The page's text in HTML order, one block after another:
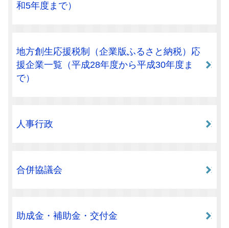
和5年度まで）
地方創生応援税制（企業版ふるさと納税）応
援企業一覧（平成28年度から平成30年度ま
で）
人事行政
合併協議会
助成金・補助金・交付金